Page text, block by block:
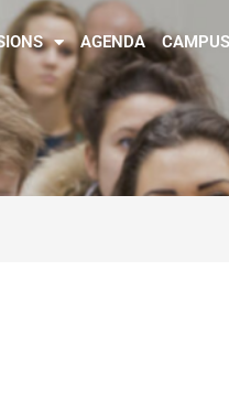
AGENDA CAMPUS